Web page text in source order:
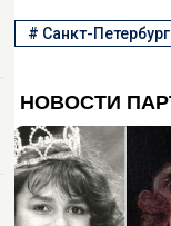
# Санкт-Петербург